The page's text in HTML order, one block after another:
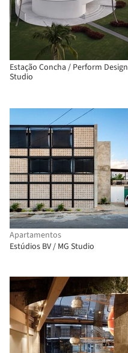
Estação Concha / Perform Design
Studio
Apartamentos
Estúdios BV / MG Studio